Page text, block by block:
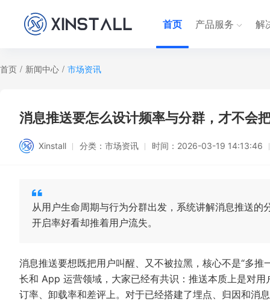
首页 产品服务 解
首页 / 新闻中心 / 市场资讯
消息推送要怎么设计频率与分群，才不会
Xinstall 分类： 市场资讯 时间： 2026-03-19 14:13:46
从用户生命周期与行为分群出发，系统讲解消息推送
开启率好看却推着用户流失。
消息推送要想既把用户叫醒、又不被拉黑，核心不是“多推
长和 App 运营领域，大家已经有共识：推送本质上是对
订率、卸载率和差评上。对于已经搭建了埋点、归因和消